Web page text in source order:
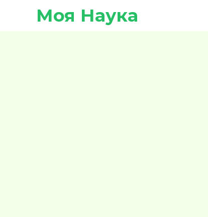
Моя Наука